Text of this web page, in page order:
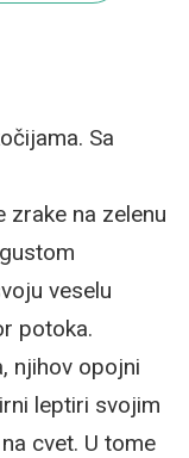
Sa
zrake na zelenu
veselu
potoka.
njihov opojni
leptiri svojim
cvet. U tome